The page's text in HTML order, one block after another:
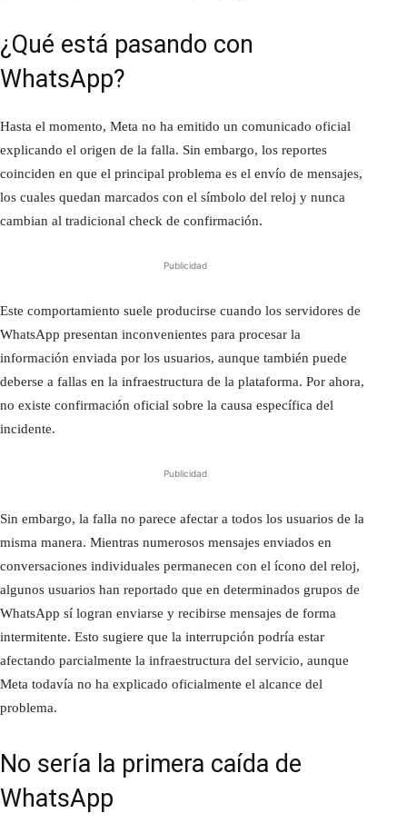
¿Qué está pasando con
WhatsApp?
Hasta el momento, Meta no ha emitido un comunicado oficial
explicando el origen de la falla. Sin embargo, los reportes
coinciden en que el principal problema es el envío de mensajes,
los cuales quedan marcados con el símbolo del reloj y nunca
cambian al tradicional check de confirmación.
Publicidad
Este comportamiento suele producirse cuando los servidores de
WhatsApp presentan inconvenientes para procesar la
información enviada por los usuarios, aunque también puede
deberse a fallas en la infraestructura de la plataforma. Por ahora,
no existe confirmación oficial sobre la causa específica del
incidente.
Publicidad
Sin embargo, la falla no parece afectar a todos los usuarios de la
misma manera. Mientras numerosos mensajes enviados en
conversaciones individuales permanecen con el ícono del reloj,
algunos usuarios han reportado que en determinados grupos de
WhatsApp sí logran enviarse y recibirse mensajes de forma
intermitente. Esto sugiere que la interrupción podría estar
afectando parcialmente la infraestructura del servicio, aunque
Meta todavía no ha explicado oficialmente el alcance del
problema.
No sería la primera caída de
WhatsApp